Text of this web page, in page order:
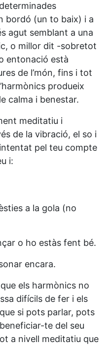
bordó (un to baix) i a
agut semblant a una
o millor dit -sobretot
entonació està
de l’món, fins i tot
produeix
calma i benestar.
meditatiu i
de la vibració, el so i
pel teu compte
i:
a la gola (no
o ho estàs fent bé.
encara.
els harmònics no
difícils de fer i els
si pots parlar, pots
te del seu
a nivell meditatiu que